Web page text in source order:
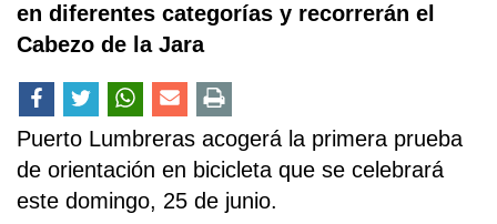
en diferentes categorías y recorrerán el
Cabezo de la Jara
Puerto Lumbreras acogerá la primera prueba
de orientación en bicicleta que se celebrará
este domingo, 25 de junio.